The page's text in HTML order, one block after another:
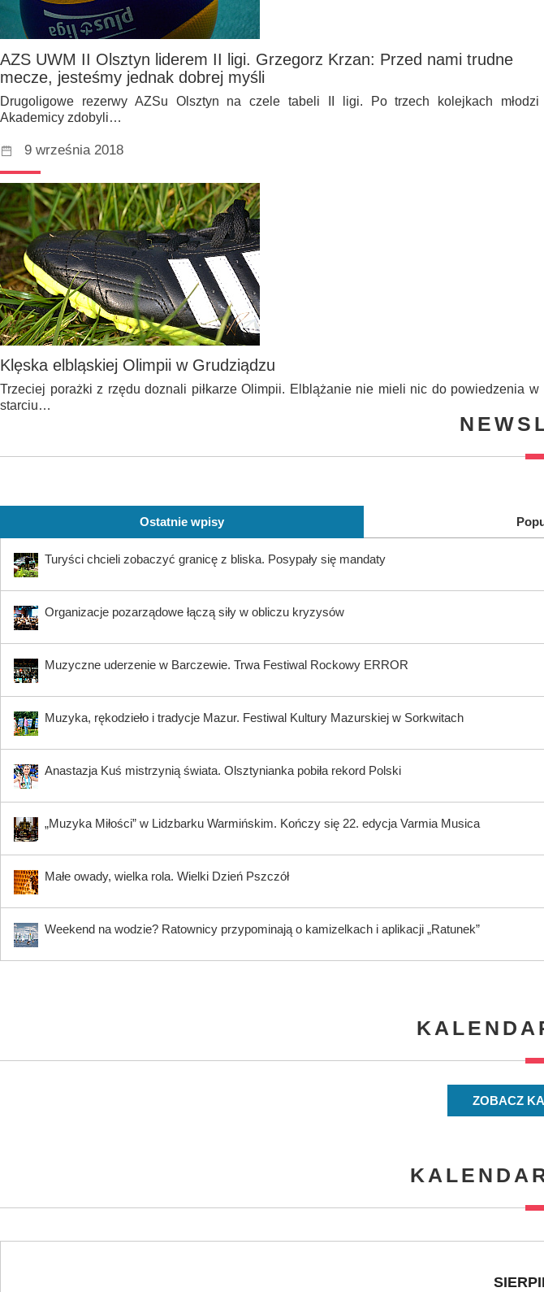
AZS UWM II Olsztyn liderem II ligi. Grzegorz Krzan: Przed nami trudne
mecze, jesteśmy jednak dobrej myśli
Drugoligowe rezerwy AZSu Olsztyn na czele tabeli II ligi. Po trzech kolejkach młodzi
Akademicy zdobyli…
9 września 2018
Klęska elbląskiej Olimpii w Grudziądzu
Trzeciej porażki z rzędu doznali piłkarze Olimpii. Elblążanie nie mieli nic do powiedzenia w
starciu…
Ostatnie wpisy
Turyści chcieli zobaczyć granicę z bliska. Posypały się mandaty
Organizacje pozarządowe łączą siły w obliczu kryzysów
Muzyczne uderzenie w Barczewie. Trwa Festiwal Rockowy ERROR
Muzyka, rękodzieło i tradycje Mazur. Festiwal Kultury Mazurskiej w Sorkwitach
Anastazja Kuś mistrzynią świata. Olsztynianka pobiła rekord Polski
„Muzyka Miłości” w Lidzbarku Warmińskim. Kończy się 22. edycja Varmia Musica
Małe owady, wielka rola. Wielki Dzień Pszczół
Weekend na wodzie? Ratownicy przypominają o kamizelkach i aplikacji „Ratunek”
ZOBACZ